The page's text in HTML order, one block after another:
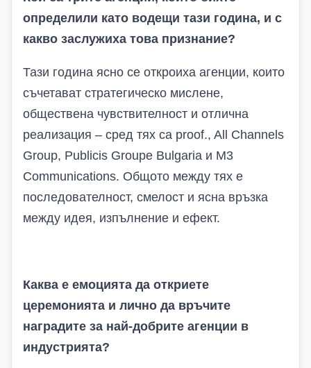
определили като водещи тази година, и с
какво заслужиха това признание?
Тази година ясно се откроиха агенции, които
съчетават стратегическо мислене,
обществена чувствителност и отлична
реализация – сред тях са proof., All Channels
Group, Publicis Groupe Bulgaria и M3
Communications. Общото между тях е
последователност, смелост и ясна връзка
между идея, изпълнение и ефект.
Каква е емоцията да откриете
церемонията и лично да връчите
наградите за най-добрите агенции в
индустрията?